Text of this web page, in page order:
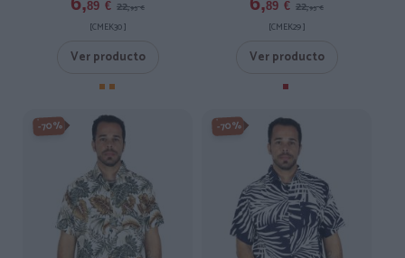
89 € 22,95 €
[CMEK30 ]
Ver producto
89 € 22,95 €
[CMEK29 ]
Ver producto
-70% -70%